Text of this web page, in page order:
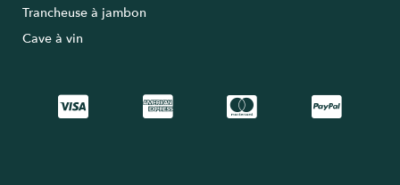
Trancheuse à jambon
Cave à vin